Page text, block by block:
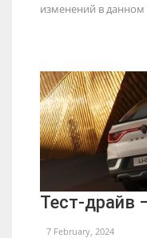
изменений в данном
Тест-драйв
7 February, 2024